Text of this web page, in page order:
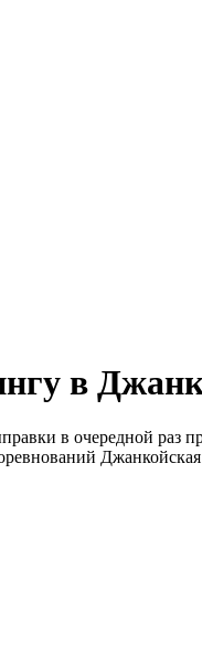
в
в очередной раз
Джанкойская